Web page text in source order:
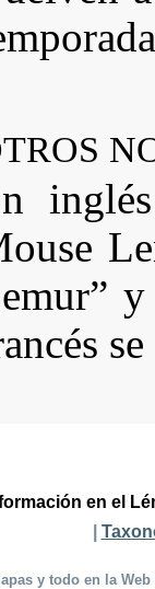
en el
y todo en la